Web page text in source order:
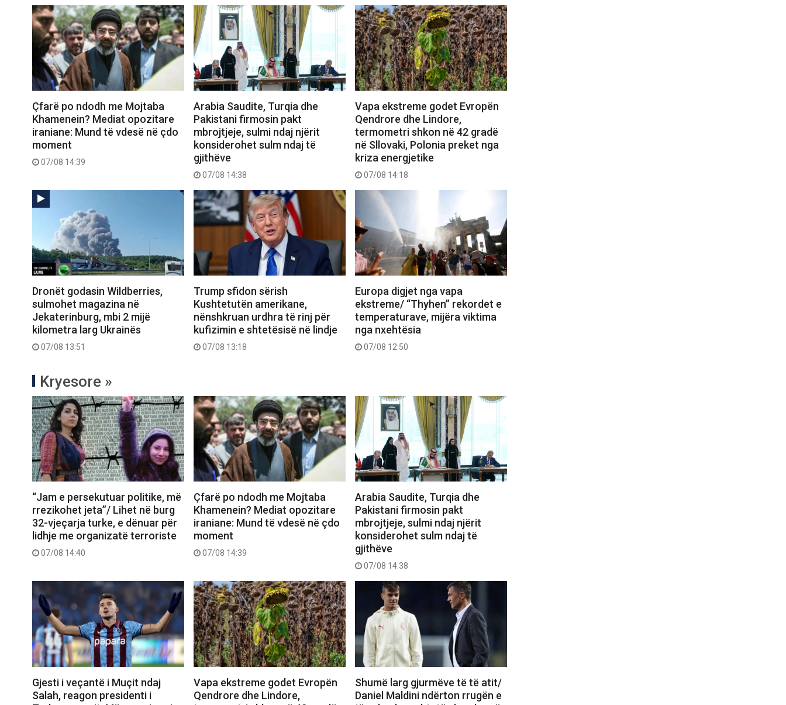
Çfarë po ndodh me Mojtaba
Khamenein? Mediat opozitare
iraniane: Mund të vdesë në çdo
moment
07/08 14:39
Arabia Saudite, Turqia dhe
Pakistani firmosin pakt
mbrojtjeje, sulmi ndaj njërit
konsiderohet sulm ndaj të
gjithëve
07/08 14:38
Vapa ekstreme godet Evropën
Qendrore dhe Lindore,
termometri shkon në 42 gradë
në Sllovaki, Polonia preket nga
kriza energjetike
07/08 14:18
Dronët godasin Wildberries,
sulmohet magazina në
Jekaterinburg, mbi 2 mijë
kilometra larg Ukrainës
07/08 13:51
Trump sfidon sërish
Kushtetutën amerikane,
nënshkruan urdhra të rinj për
kufizimin e shtetësisë në lindje
07/08 13:18
Europa digjet nga vapa
ekstreme/ “Thyhen” rekordet e
temperaturave, mijëra viktima
nga nxehtësia
07/08 12:50
Kryesore »
“Jam e persekutuar politike, më
rrezikohet jeta”/ Lihet në burg
32-vjeçarja turke, e dënuar për
lidhje me organizatë terroriste
07/08 14:40
Çfarë po ndodh me Mojtaba
Khamenein? Mediat opozitare
iraniane: Mund të vdesë në çdo
moment
07/08 14:39
Arabia Saudite, Turqia dhe
Pakistani firmosin pakt
mbrojtjeje, sulmi ndaj njërit
konsiderohet sulm ndaj të
gjithëve
07/08 14:38
Gjesti i veçantë i Muçit ndaj
Salah, reagon presidenti i
Vapa ekstreme godet Evropën
Qendrore dhe Lindore,
Shumë larg gjurmëve të të atit/
Daniel Maldini ndërton rrugën e